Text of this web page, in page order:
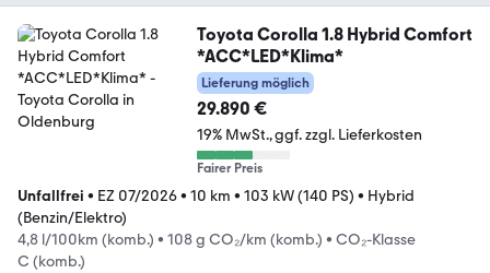
Toyota Corolla 1.8 Hybrid Comfort
*ACC*LED*Klima*
Lieferung möglich
29.890 €
19% MwSt. ggf. zzgl. Lieferkosten
Fairer Preis
Unfallfrei • EZ 07/2026• 10 km • 103 kW (140 PS) • Hybrid
(Benzin/Elektro)
4,8 l/100km (komb.) • 108 g CO₂/km (komb.) • CO₂-Klasse
C (komb.)